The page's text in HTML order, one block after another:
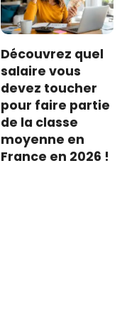
Découvrez quel
salaire vous
devez toucher
pour faire partie
de la classe
moyenne en
France en 2026 !